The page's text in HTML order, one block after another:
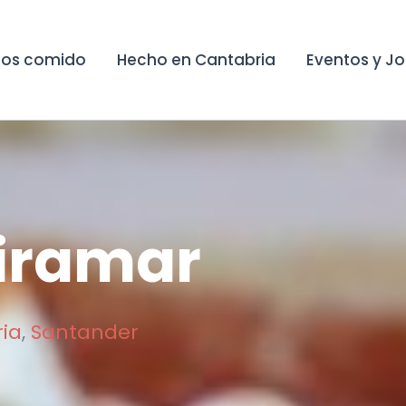
comido Hecho en Cantabria Eventos y
,Santander